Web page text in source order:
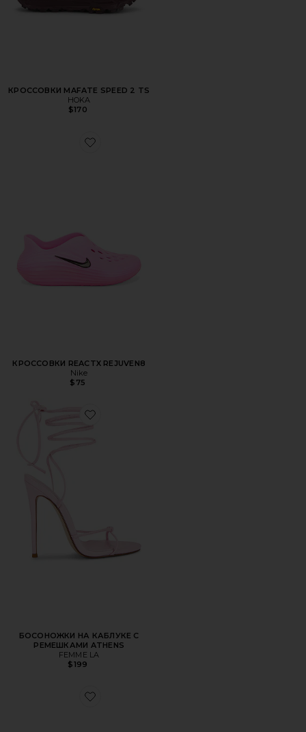
КРОССОВКИ MAFATE SPEED 2 TS
HOKA
$170
Favorite КРОССОВКИ REACTX REJUVEN8
КРОССОВКИ REACTX REJUVEN8
Nike
$75
Favorite БОСОНОЖКИ НА КАБЛУКЕ С РЕМЕШКАМИ
БОСОНОЖКИ НА КАБЛУКЕ С
РЕМЕШКАМИ ATHENS
FEMME LA
$199
Favorite САНДАЛИИ НА КАБЛУКЕ DONATELLA